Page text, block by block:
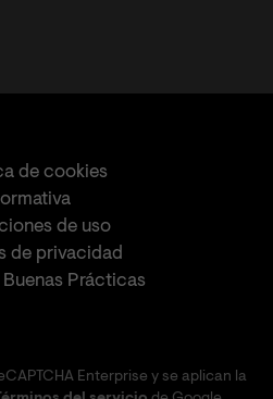
de cookies
de uso
de privacidad
Prácticas
Enterprise y se aplican la